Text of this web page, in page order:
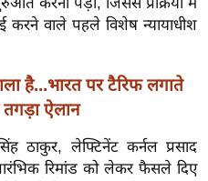
करनी पड़ी, जिससे प्रक्रिया में
करने वाले पहले विशेष न्यायाधीश
है...भारत पर टैरिफ लगाते
तगड़ा ऐलान
ठाकुर, लेफ्टिनेंट कर्नल प्रसाद
रिमांड को लेकर फैसले दिए